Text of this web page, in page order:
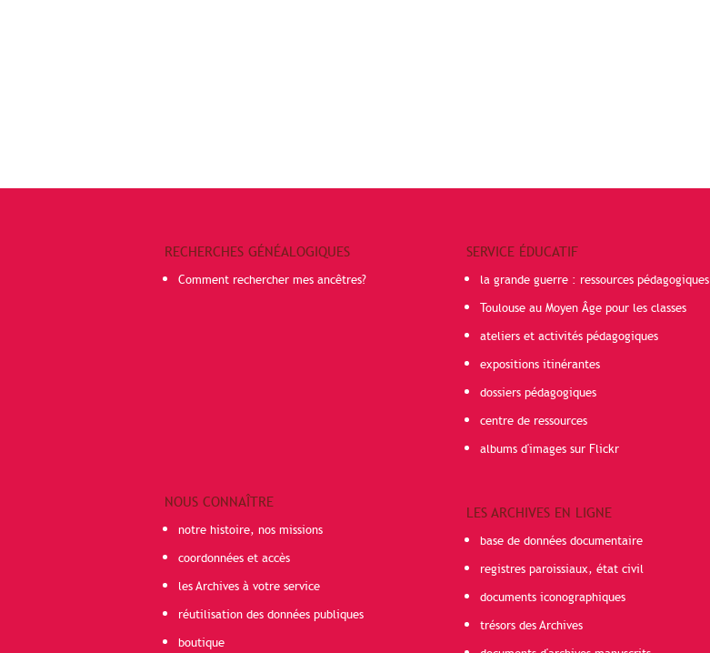
RECHERCHES GÉNÉALOGIQUES
Comment rechercher mes ancêtres?
NOUS CONNAÎTRE
notre histoire, nos missions
coordonnées et accès
les Archives à votre service
réutilisation des données publiques
boutique
SERVICE ÉDUCATIF
la grande guerre : ressources pédagogiques
Toulouse au Moyen Âge pour les classes
ateliers et activités pédagogiques
expositions itinérantes
dossiers pédagogiques
centre de ressources
albums d'images sur Flickr
LES ARCHIVES EN LIGNE
base de données documentaire
registres paroissiaux, état civil
documents iconographiques
trésors des Archives